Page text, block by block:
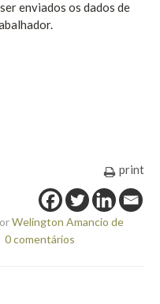
enviados os dados de
print
Welington Amancio de
0 comentários